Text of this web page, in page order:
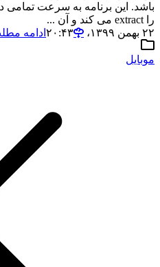
باشد. این برنامه به سرعت تمامی
را extract می کند و آن ...
۲۲ بهمن ۱۳۹۹،‏ ۲۰:۴۳
ادامه
موبایل